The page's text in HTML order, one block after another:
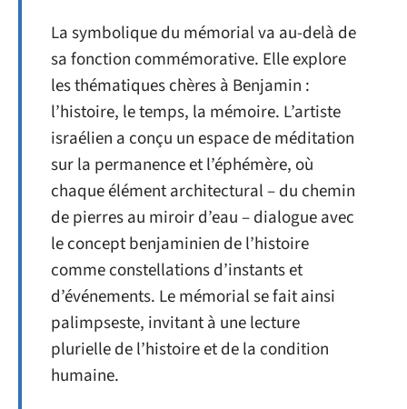
La symbolique du mémorial va au-delà de
sa fonction commémorative. Elle explore
les thématiques chères à Benjamin :
l’histoire, le temps, la mémoire. L’artiste
israélien a conçu un espace de méditation
sur la permanence et l’éphémère, où
chaque élément architectural – du chemin
de pierres au miroir d’eau – dialogue avec
le concept benjaminien de l’histoire
comme constellations d’instants et
d’événements. Le mémorial se fait ainsi
palimpseste, invitant à une lecture
plurielle de l’histoire et de la condition
humaine.